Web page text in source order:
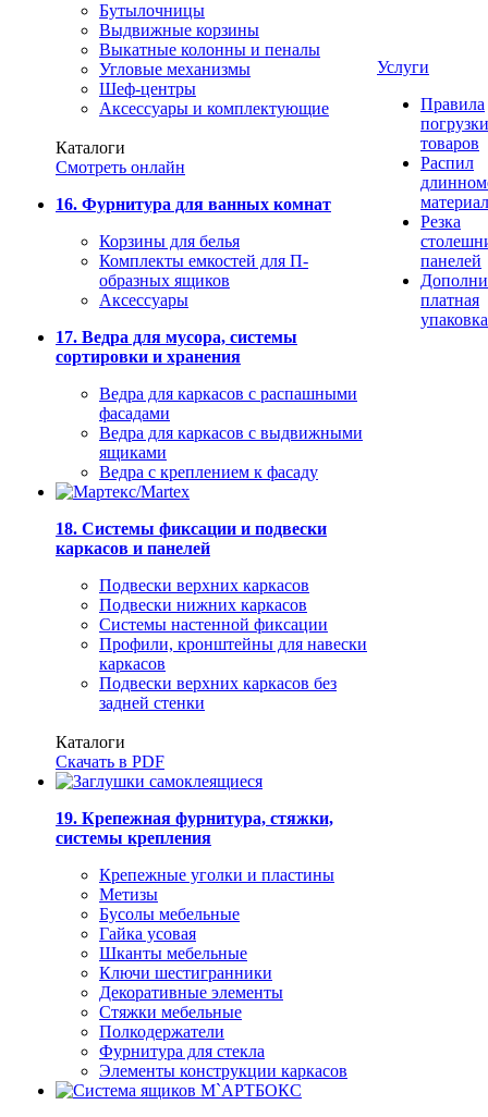
Бутылочницы
Выдвижные корзины
Выкатные колонны и пеналы
Угловые механизмы
Шеф-центры
Аксессуары и комплектующие
Каталоги
Смотреть онлайн
16. Фурнитура для ванных комнат
Корзины для белья
Комплекты емкостей для П-
образных ящиков
Аксессуары
17. Ведра для мусора, системы
сортировки и хранения
Ведра для каркасов с распашными
фасадами
Ведра для каркасов с выдвижными
ящиками
Ведра с креплением к фасаду
18. Системы фиксации и подвески
каркасов и панелей
Подвески верхних каркасов
Подвески нижних каркасов
Системы настенной фиксации
Профили, кронштейны для навески
каркасов
Подвески верхних каркасов без
задней стенки
Каталоги
Скачать в PDF
19. Крепежная фурнитура, стяжки,
системы крепления
Крепежные уголки и пластины
Метизы
Бусолы мебельные
Гайка усовая
Шканты мебельные
Ключи шестигранники
Декоративные элементы
Стяжки мебельные
Полкодержатели
Фурнитура для стекла
Элементы конструкции каркасов
Услуги
Правила
погрузки
товаров
Распил
Резка
панелей
платная
упаковка